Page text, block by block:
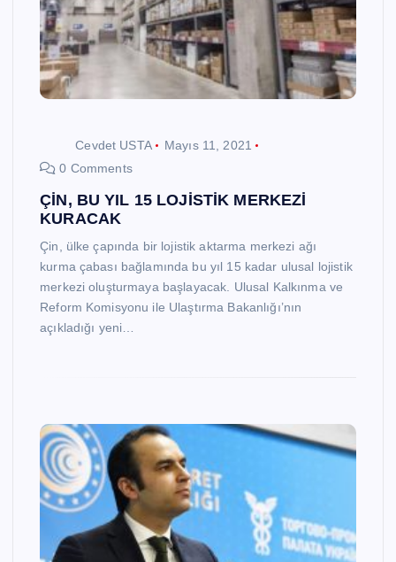
Cevdet USTA
Mayıs 11, 2021
0 Comments
ÇİN, BU YIL 15 LOJİSTİK MERKEZİ
KURACAK
Çin, ülke çapında bir lojistik aktarma merkezi ağı
kurma çabası bağlamında bu yıl 15 kadar ulusal lojistik
merkezi oluşturmaya başlayacak. Ulusal Kalkınma ve
Reform Komisyonu ile Ulaştırma Bakanlığı’nın
açıkladığı yeni…